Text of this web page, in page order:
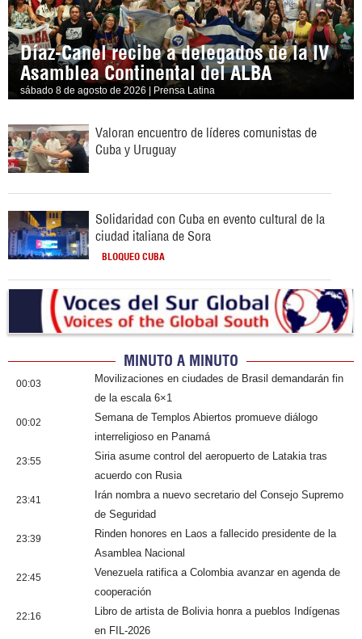
Díaz-Canel recibe a delegados de la IV
Asamblea Continental del ALBA
sábado 8 de agosto de 2026 | Prensa Latina
Valoran encuentro de líderes comunistas de
Cuba y Uruguay
Solidaridad con Cuba en evento cultural de la
ciudad italiana de Sora
BLOQUEO CUBA
MINUTO A MINUTO
00:03
Movilizaciones en ciudades de Brasil demandarán fin
de la escala 6×1
00:02
Semana de Templos Abiertos promueve diálogo
interreligioso en Panamá
23:55
Siria asume control del aeropuerto de Latakia tras
acuerdo con Rusia
23:41
Irán nombra a nuevo secretario del Consejo Supremo
de Seguridad
23:39
Rinden honores en Laos a fallecido presidente de la
Asamblea Nacional
22:45
Venezuela ratifica a Colombia avanzar en agenda de
cooperación
22:16
Libro de artista de Bolivia honra a pueblos Indígenas
en FIL-2026